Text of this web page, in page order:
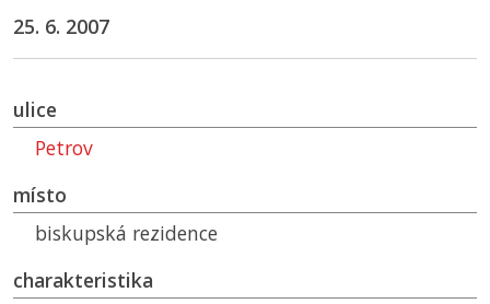
25. 6. 2007
ulice
Petrov
místo
biskupská rezidence
charakteristika